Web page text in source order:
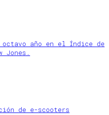
año en el Índice de
Jones.
de e-scooters